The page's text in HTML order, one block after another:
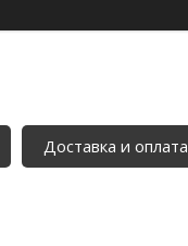
Доставка и оплата